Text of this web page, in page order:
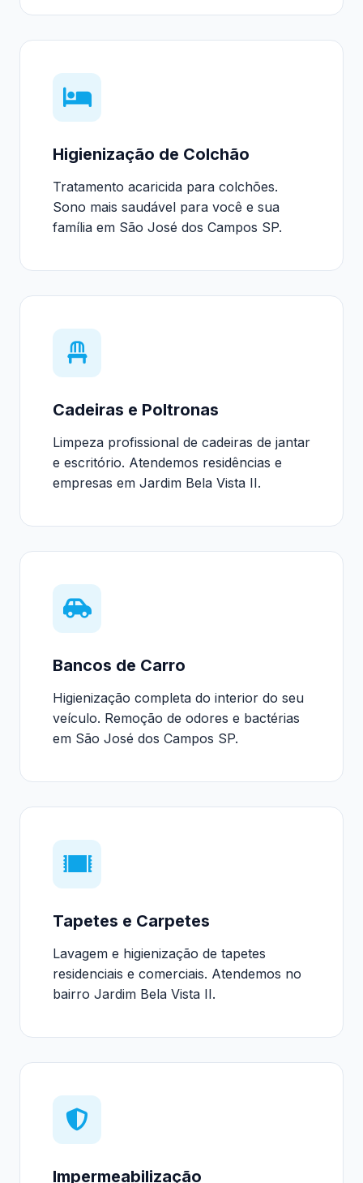
Higienização de Colchão
Tratamento acaricida para colchões.
Sono mais saudável para você e sua
família em São José dos Campos SP.
Cadeiras e Poltronas
Limpeza profissional de cadeiras de jantar
e escritório. Atendemos residências e
empresas em Jardim Bela Vista II.
Bancos de Carro
Higienização completa do interior do seu
veículo. Remoção de odores e bactérias
em São José dos Campos SP.
Tapetes e Carpetes
Lavagem e higienização de tapetes
residenciais e comerciais. Atendemos no
bairro Jardim Bela Vista II.
Impermeabilização